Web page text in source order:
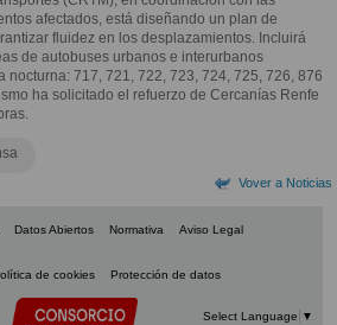
afectados, está diseñando un plan de
fluidez en los desplazamientos. Incluirá
de autobuses urbanos e interurbanos
nocturna: 717, 721, 722, 723, 724, 725, 726, 876
ha solicitado el refuerzo de Cercanías Renfe
Vover a Noticias
Datos Abiertos Normativa Aviso Legal
de cookies Protección de datos
Select Language ▼